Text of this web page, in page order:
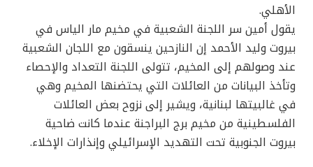
الأهلي.
يقول أمين سر اللجنة الشعبية في مخيم مار الياس في
بيروت وليد الأحمد إن النازحين ينسقون مع اللجان الشعبية
عند وصولهم إلى المخيم، تتولى اللجنة التعداد والإحصاء
وتأخذ البيانات من العائلات التي يحتضنها المخيم وهي
في غالبيتها لبنانية، ويشير إلى نزوح بعض العائلات
الفلسطينية من مخيم برج البراجنة عندما كانت ضاحية
بيروت الجنوبية تحت التهديد الإسرائيلي وإنذارات الإخلاء.